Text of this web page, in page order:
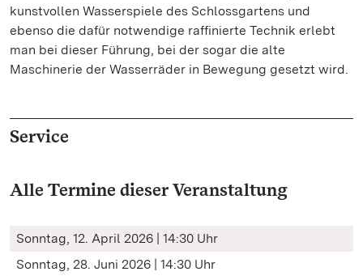
kunstvollen Wasserspiele des Schlossgartens und
ebenso die dafür notwendige raffinierte Technik erlebt
man bei dieser Führung, bei der sogar die alte
Maschinerie der Wasserräder in Bewegung gesetzt wird.
Service
Alle Termine dieser Veranstaltung
Sonntag, 12. April 2026 | 14:30 Uhr
Sonntag, 28. Juni 2026 | 14:30 Uhr